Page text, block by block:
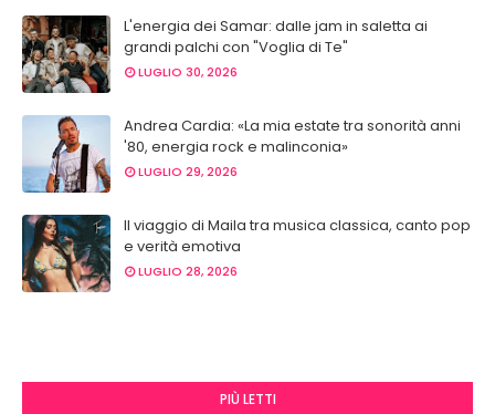
L'energia dei Samar: dalle jam in saletta ai
grandi palchi con "Voglia di Te"
LUGLIO 30, 2026
Andrea Cardia: «La mia estate tra sonorità anni
'80, energia rock e malinconia»
LUGLIO 29, 2026
Il viaggio di Maila tra musica classica, canto pop
e verità emotiva
LUGLIO 28, 2026
PIÙ LETTI